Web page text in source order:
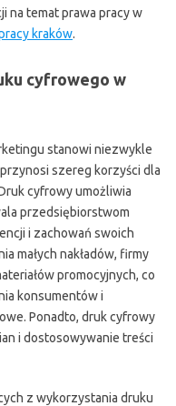
na temat prawa pracy w
kraków.
cyfrowego w
stanowi niezwykle
szereg korzyści dla
cyfrowy umożliwia
przedsiębiorstwom
i zachowań swoich
małych nakładów, firmy
promocyjnych, co
konsumentów i
Ponadto, druk cyfrowy
i dostosowywanie treści
z wykorzystania druku